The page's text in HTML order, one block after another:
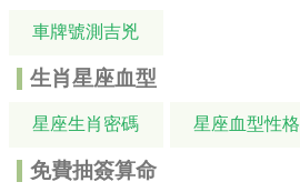
車牌號測吉兇
生肖星座血型
星座生肖密碼 星座血型性格
免費抽簽算命